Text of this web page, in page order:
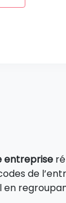
entreprise
de